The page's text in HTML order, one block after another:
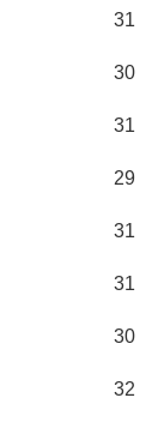
31
30
31
29
31
31
30
32